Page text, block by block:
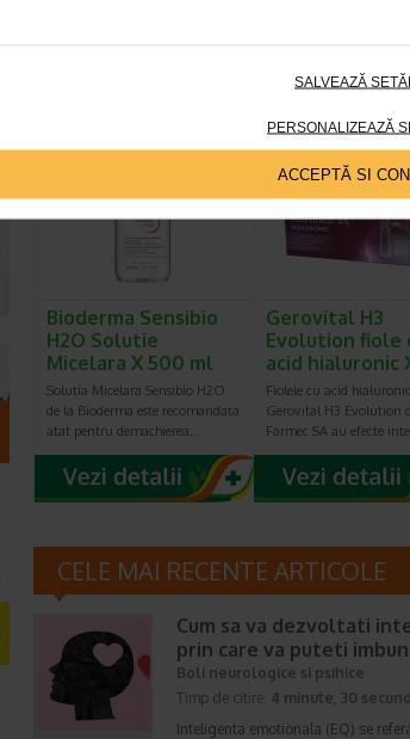
SALVEAZĂ
PERSONALIZEAZĂ
ACCEPTĂ SI
Preț redus: 86.64 Lei
Bioderma Sensibio
H2O Solutie
Micelara X 500 ml
Solutia Micelara Sensibio H2O
de la Bioderma este recomandata
atat pentru demachierea…
Gerovital H3
Evolution fiole
acid hialuronic
Fiolele cu acid hialuronic
Gerovital H3 Evolution
Farmec SA au efecte
CELE MAI RECENTE ARTICOLE
Cum sa va dezvoltati
prin care va puteti
Boli neurologice si psihice
Timp de citire: 4 minute, 30
Inteligenta emotionala (EQ) se